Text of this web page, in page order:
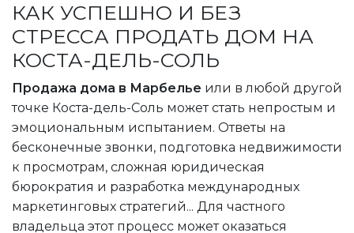
КАК УСПЕШНО И БЕЗ
СТРЕССА ПРОДАТЬ ДОМ НА
КОСТА-ДЕЛЬ-СОЛЬ
Продажа дома в Марбелье или в любой другой
точке Коста-дель-Соль может стать непростым и
эмоциональным испытанием. Ответы на
бесконечные звонки, подготовка недвижимости
к просмотрам, сложная юридическая
бюрократия и разработка международных
маркетинговых стратегий... Для частного
владельца этот процесс может оказаться